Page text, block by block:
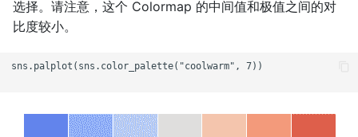
选择。请注意，这个 Colormap 的中间值和极值之间的对
比度较小。
sns.palplot(sns.color_palette("coolwarm", 7))